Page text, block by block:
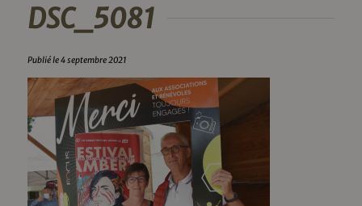
DSC_5081
Publié le 4 septembre 2021